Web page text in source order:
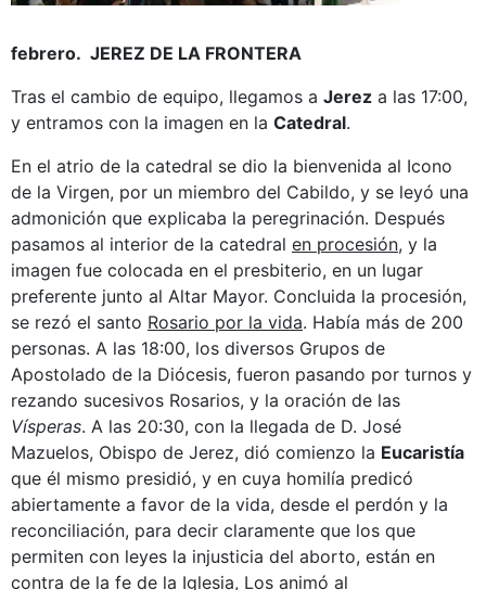
febrero. JEREZ DE LA FRONTERA
Tras el cambio de equipo, llegamos a Jerez a las 17:00,
y entramos con la imagen en la Catedral.
En el atrio de la catedral se dio la bienvenida al Icono
de la Virgen, por un miembro del Cabildo, y se leyó una
admonición que explicaba la peregrinación. Después
pasamos al interior de la catedral en procesión, y la
imagen fue colocada en el presbiterio, en un lugar
preferente junto al Altar Mayor. Concluida la procesión,
se rezó el santo Rosario por la vida. Había más de 200
personas. A las 18:00, los diversos Grupos de
Apostolado de la Diócesis, fueron pasando por turnos y
rezando sucesivos Rosarios, y la oración de las
Vísperas. A las 20:30, con la llegada de D. José
Mazuelos, Obispo de Jerez, dió comienzo la Eucaristía
que él mismo presidió, y en cuya homilía predicó
abiertamente a favor de la vida, desde el perdón y la
reconciliación, para decir claramente que los que
permiten con leyes la injusticia del aborto, están en
contra de la fe de la Iglesia, Los animó al